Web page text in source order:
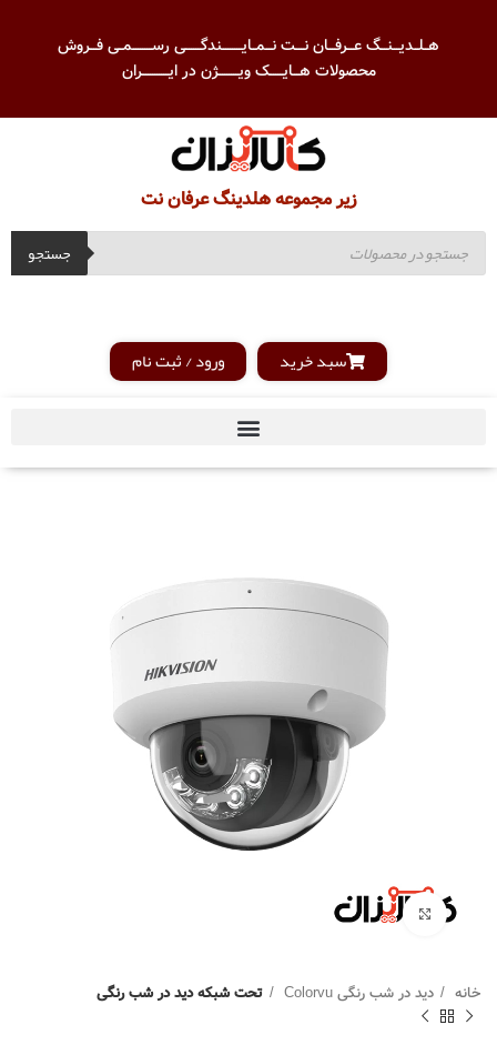
هــلــدیـــنـــگ عـــرفـــان نــــت نـــمــایـــــــــندگـــــــی رســـــــــمــی فـــروش
محصولات هـــایــــــک ویـــــــــژن در ایــــــــــــران
زیر مجموعه هلدینگ عرفان نت
جستجو
سبد خرید ورود / ثبت نام
Click to enlarge
خانه دید در شب رنگی Colorvu تحت شبکه دید در شب رنگی